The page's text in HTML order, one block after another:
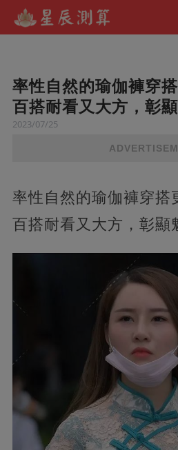
率性自然的瑜伽褲穿
百搭耐看又大方，彰
2023/07/25
率性自然的瑜伽褲穿搭
百搭耐看又大方，彰顯